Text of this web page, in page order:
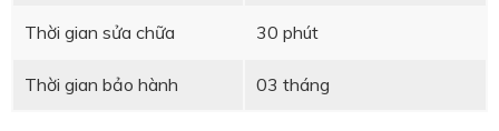
Thời gian sửa chữa 30 phút
Thời gian bảo hành 03 tháng